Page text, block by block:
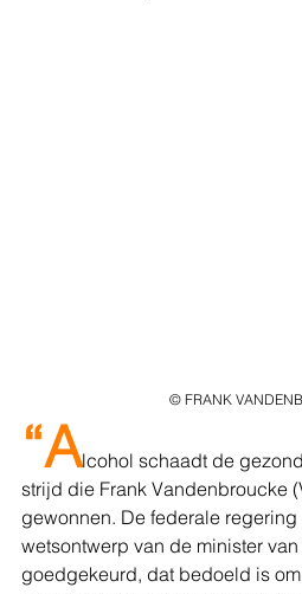
© FRANK
“Alcohol schaadt de
strijd die Frank Vandenbroucke
gewonnen. De federale
wetsontwerp van de minister
goedgekeurd, dat bedoeld is